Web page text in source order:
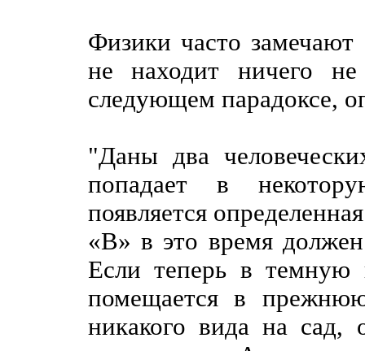
Физики часто замечают
не находит ничего
следующем парадоксе,
"Даны два
попадает в
появляется
«В» в это время
Если теперь в темную
помещается в
никакого вида на сад,